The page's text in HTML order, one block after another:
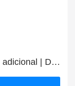
Disfrute de un 38% de descuento adicional | DeubaXXL descuento